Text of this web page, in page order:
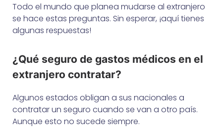
Todo el mundo que planea mudarse al extranjero
se hace estas preguntas. Sin esperar, ¡aquí tienes
algunas respuestas!
¿Qué seguro de gastos médicos en el
extranjero contratar?
Algunos estados obligan a sus nacionales a
contratar un seguro cuando se van a otro país.
Aunque esto no sucede siempre.